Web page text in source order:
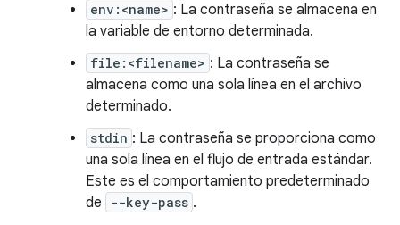
env:<name> : La contraseña se almacena en
la variable de entorno determinada.
file:<filename> : La contraseña se
almacena como una sola línea en el archivo
determinado.
stdin : La contraseña se proporciona como
una sola línea en el flujo de entrada estándar.
Este es el comportamiento predeterminado
de
--key-pass .